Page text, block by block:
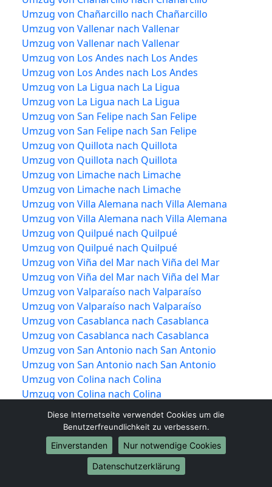
Umzug von Chañarcillo nach Chañarcillo
Umzug von Vallenar nach Vallenar
Umzug von Vallenar nach Vallenar
Umzug von Los Andes nach Los Andes
Umzug von Los Andes nach Los Andes
Umzug von La Ligua nach La Ligua
Umzug von La Ligua nach La Ligua
Umzug von San Felipe nach San Felipe
Umzug von San Felipe nach San Felipe
Umzug von Quillota nach Quillota
Umzug von Quillota nach Quillota
Umzug von Limache nach Limache
Umzug von Limache nach Limache
Umzug von Villa Alemana nach Villa Alemana
Umzug von Villa Alemana nach Villa Alemana
Umzug von Quilpué nach Quilpué
Umzug von Quilpué nach Quilpué
Umzug von Viña del Mar nach Viña del Mar
Umzug von Viña del Mar nach Viña del Mar
Umzug von Valparaíso nach Valparaíso
Umzug von Valparaíso nach Valparaíso
Umzug von Casablanca nach Casablanca
Umzug von Casablanca nach Casablanca
Umzug von San Antonio nach San Antonio
Umzug von San Antonio nach San Antonio
Umzug von Colina nach Colina
Umzug von Colina nach Colina
Umzug von Santiago nach Santiago
Umzug von Santiago nach Santiago
Umzug von San Bernardo nach San Bernardo
Umzug von San Bernardo nach San Bernardo
Umzug von Peñaflor nach Peñaflor
Diese Internetseite verwendet Cookies um die
Benutzerfreundlichkeit zu verbessern.
Einverstanden
Nur notwendige Cookies
Datenschutzerklärung